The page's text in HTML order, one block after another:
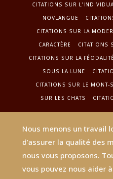
CITATIONS SUR
NOVLANGUE
CITATIONS SUR LA
CARACTÈRE
CITATIONS
CITATIONS SUR LA FÉODALITÉ
SOUS LA LUNE
CITATIONS SUR LE MONT-
SUR LES CHATS
Nous menons un travail
d'assurer la qualité des
nous vous proposons.
vous pouvez nous aider